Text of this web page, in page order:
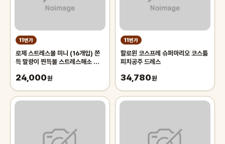
11번가
로제 스트레스볼 미니 (16개입) 쫀
득 말랑이 찐득볼 스트레스해소 왓츠
장난감 촉감놀이
24,000원
11번가
할로윈 코스프레 슈퍼마리오 코스튬
피치공주 드레스
34,780원